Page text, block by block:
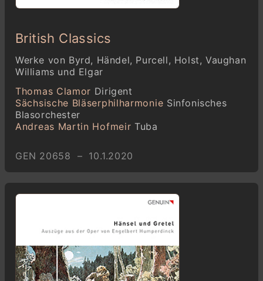
British Classics
Werke von Byrd, Händel, Purcell, Holst, Vaughan
Williams und Elgar
Thomas Clamor Dirigent
Sächsische Bläserphilharmonie Sinfonisches
Blasorchester
Andreas Martin Hofmeir Tuba
GEN 20658 – 10.1.2020